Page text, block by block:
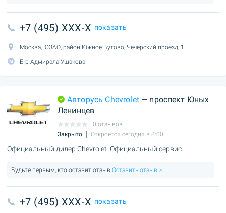
+7 (495) XXX-X показать
Москва, ЮЗАО, район Южное Бутово, Чечёрский проезд, 1
Б-р Адмирала Ушакова
Авторусь Chevrolet— проспект Юных
Ленинцев
0 отзывов
Закрыто
Откроется сегодня в 8:00
Официальный дилер Chevrolet. Официальный сервис.
Будьте первым, кто оставит отзыв Оставить отзыв >
+7 (495) XXX-X показать